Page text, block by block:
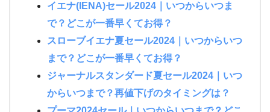
イエナ(IENA)セール2024｜いつからいつま
で？どこが一番早くてお得？
スローブイエナ夏セール2024｜いつからいつ
まで？どこが一番早くてお得？
ジャーナルスタンダード夏セール2024｜いつ
からいつまで？再値下げのタイミングは？